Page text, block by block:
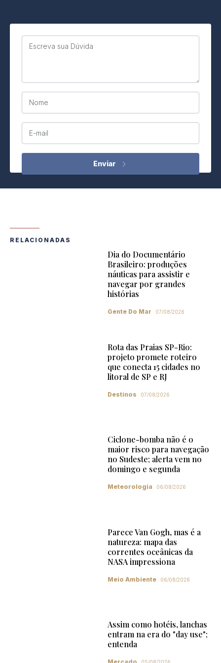
Escreva sua Dúvida
Nome
E-mail
RELACIONADAS
Dia do Documentário
Brasileiro: produções
náuticas para assistir e
navegar por grandes
histórias
Gente Do Mar 07/08/2026
Rota das Praias SP-Rio:
projeto promete roteiro
que conecta 15 cidades no
litoral de SP e RJ
Destinos 07/08/2026
Ciclone-bomba não é o
maior risco para navegação
no Sudeste; alerta vem no
domingo e segunda
Meteorologia 06/08/2026
Parece Van Gogh, mas é a
natureza: mapa das
correntes oceânicas da
NASA impressiona
Meio Ambiente 06/08/2026
Assim como hotéis, lanchas
entram na era do "day use";
entenda